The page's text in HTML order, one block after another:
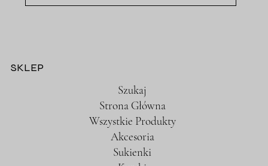
SKLEP
Szukaj
Strona Główna
Wszystkie Produkty
Akcesoria
Sukienki